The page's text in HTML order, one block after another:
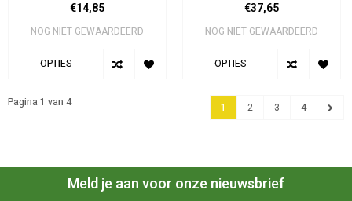
€14,85
NOG NIET GEWAARDEERD
OPTIES
€37,65
NOG NIET GEWAARDEERD
OPTIES
Pagina 1 van 4 1 2 3 4
Meld je aan voor onze nieuwsbrief